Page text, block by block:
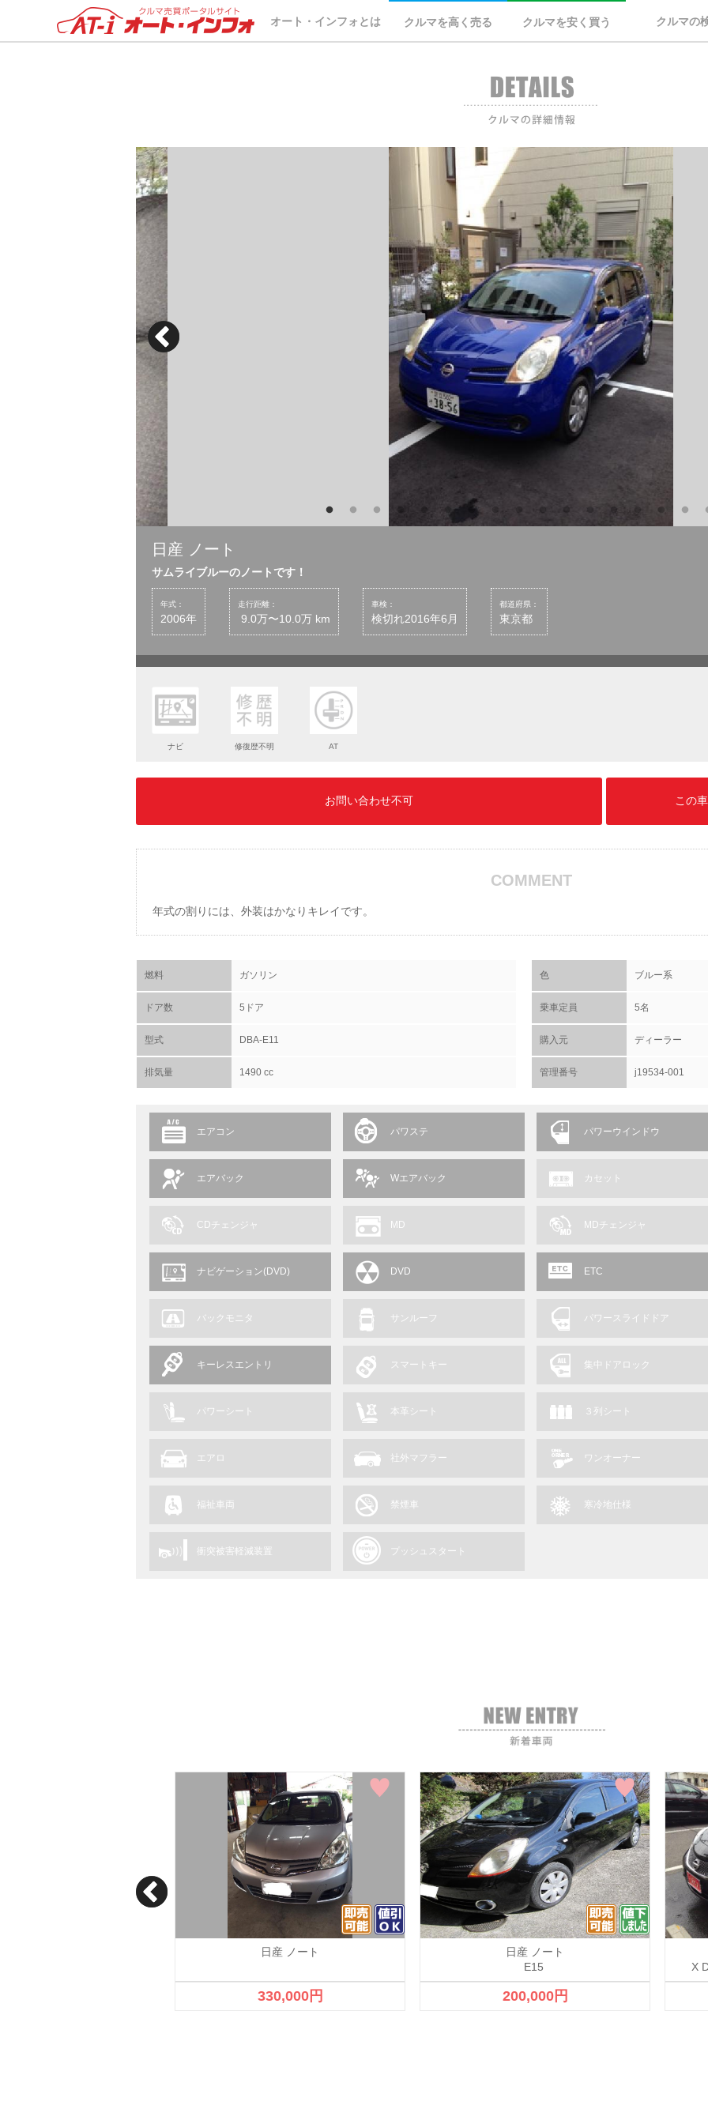
オート・インフォとは クルマを高く売る クルマを安く買う クルマの
日産 ノート
サムライブルーのノートです！
年式：
2006年
走行距離：
9.0万〜10.0万 km
車検：
検切れ2016年6月
都道府県：
東京都
ナビ 修復歴不明 AT
お問い合わせ不可 この
COMMENT
年式の割りには、外装はかなりキレイです。
燃料 ガソリン 色 ブルー系
ドア数 5ドア 乗車定員 5名
型式 DBA-E11 購入元 ディーラー
排気量 1490 cc 管理番号 j19534-001
エアコン パワステ パワーウインドウ
エアバック Wエアバック カセット
CDチェンジャ MD MDチェンジャ
ナビゲーション(DVD) DVD ETC
バックモニタ サンルーフ パワースライドドア
キーレスエントリ スマートキー 集中ドアロック
パワーシート 本革シート ３列シート
エアロ 社外マフラー ワンオーナー
福祉車両 禁煙車 寒冷地仕様
衝突被害軽減装置 プッシュスタート
日産 ノート
330,000円
日産 ノート
E15
200,000円
X